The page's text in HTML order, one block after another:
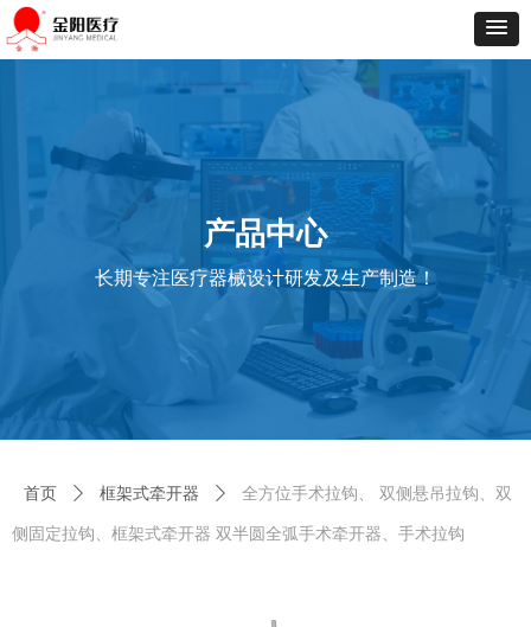
首页 ꄲ 框架式牵开器 ꄲ 全方位手术拉钩、 双侧悬吊拉钩、双
侧固定拉钩、框架式牵开器 双半圆全弧手术牵开器、手术拉钩
产品中心
长期专注医疗器械设计研发及生产制造！